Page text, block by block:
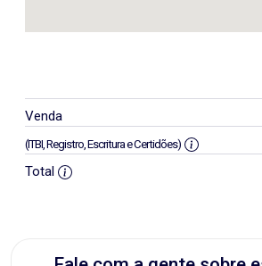
Venda
(ITBI, Registro, Escritura e Certidões)
Total